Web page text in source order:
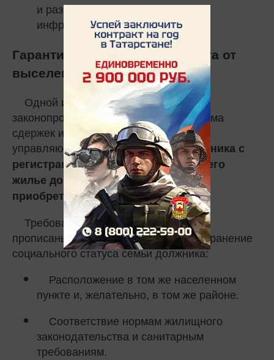
и развитость окружающей
инфраструктуры.
Гарантии для должника: защита от
выселения «в никуда»
Одной из самых сильных сторон
законопроекта является строгая система
сдержек и противовесов. Финансовый
управляющийне сможет снять должника с
регистрационного учета и продать его
жилье до момента фактического
приобретения нового.
Требования к замещающему жилью
прописаны четко и направлены на сохранение
социального статуса семьи должника:
Расположение в том же населенном
пункте и, желательно, в том же районе.
Соответствие нормам жилищного
законодательства и санитарным
требованиям.